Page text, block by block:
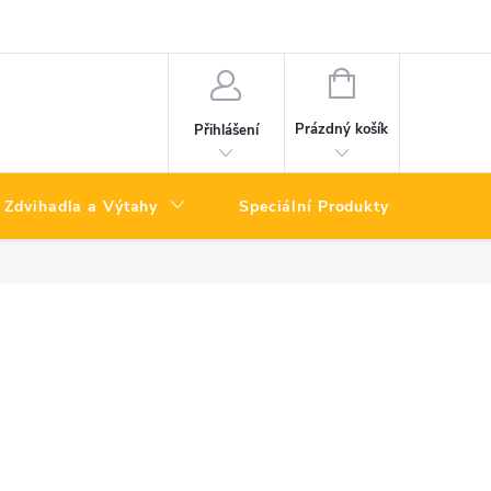
Přihlášení
NÁKUPNÍ
Prázdný košík
Zdvihadla a Výtahy Speciální Produkty